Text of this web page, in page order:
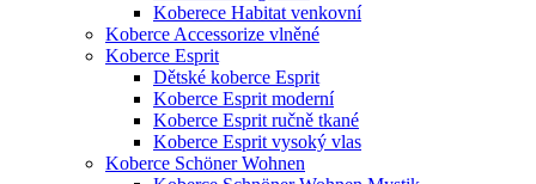
Koberece Habitat venkovní
Koberce Accessorize vlněné
Koberce Esprit
Dětské koberce Esprit
Koberce Esprit moderní
Koberce Esprit ručně tkané
Koberce Esprit vysoký vlas
Koberce Schöner Wohnen